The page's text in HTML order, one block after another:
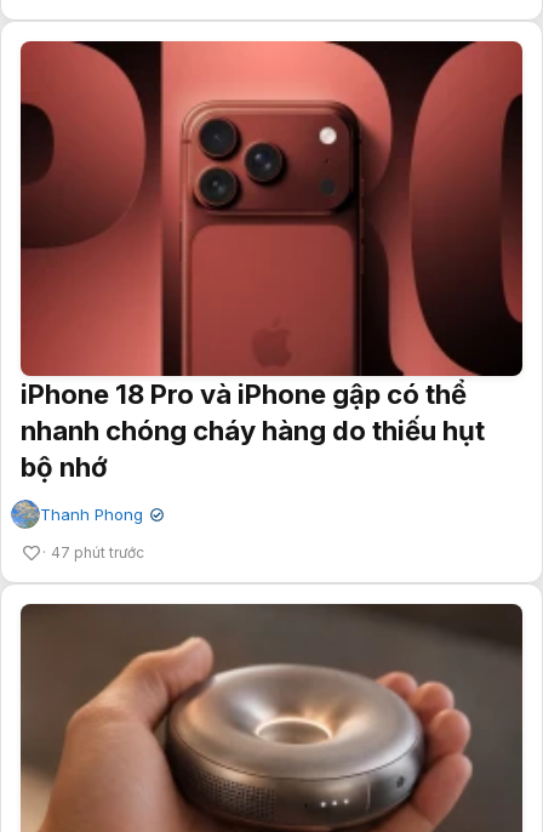
iPhone 18 Pro và iPhone gập có thể
nhanh chóng cháy hàng do thiếu hụt
bộ nhớ
Thanh Phong ✔
47 phút trước